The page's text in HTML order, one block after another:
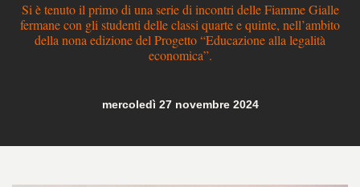
Si è tenuto il primo di una serie di incontri delle Fiamme Gialle
fermane con gli studenti delle classi quarte e quinte, nell’ambito
della nona edizione del Progetto “Educazione alla legalità
economica”.
mercoledì 27 novembre 2024